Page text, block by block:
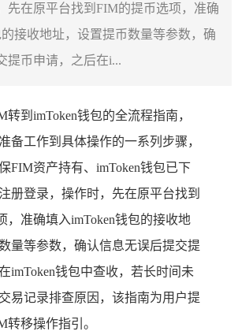
先在原平台找到FIM的提币选项，准确
接收地址，设置提币数量等参数，确
提币申请，之后在i...
转到imToken钱包的全流程指南，
备工作到具体操作的一系列步骤，
FIM资产持有、imToken钱包已下
册登录，操作时，先在原平台找到
，准确填入imToken钱包的接收地
量等参数，确认信息无误后提交提
imToken钱包中查收，若长时间未
易记录排查原因，该指南为用户提
转移操作指引。